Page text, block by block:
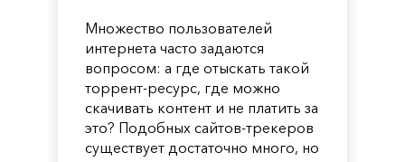
Множество пользователей
интернета часто задаются
вопросом: а где отыскать такой
торрент-ресурс, где можно
скачивать контент и не платить за
это? Подобных сайтов-трекеров
существует достаточно много, но